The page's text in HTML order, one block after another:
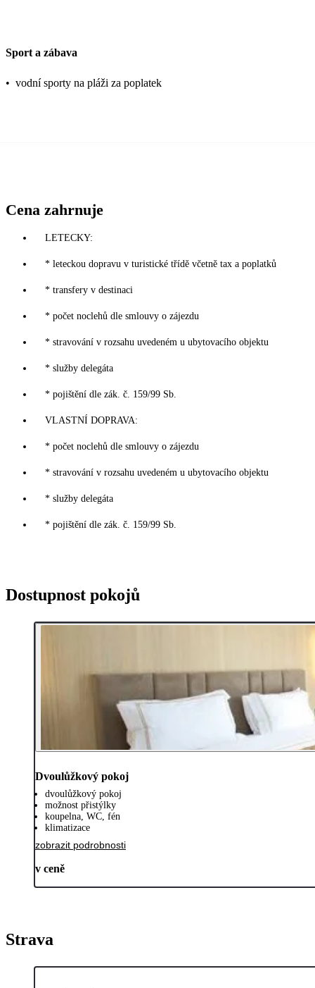
Sport a zábava
• vodní sporty na pláži za poplatek
Cena zahrnuje
LETECKY:
* leteckou dopravu v turistické třídě včetně tax a poplatků
* transfery v destinaci
* počet noclehů dle smlouvy o zájezdu
* stravování v rozsahu uvedeném u ubytovacího objektu
* služby delegáta
* pojištění dle zák. č. 159/99 Sb.
VLASTNÍ DOPRAVA:
* počet noclehů dle smlouvy o zájezdu
* stravování v rozsahu uvedeném u ubytovacího objektu
* služby delegáta
* pojištění dle zák. č. 159/99 Sb.
Dostupnost pokojů
Dvoulůžkový pokoj
dvoulůžkový pokoj
možnost přistýlky
koupelna, WC, fén
klimatizace
zobrazit podrobnosti
v ceně
Strava